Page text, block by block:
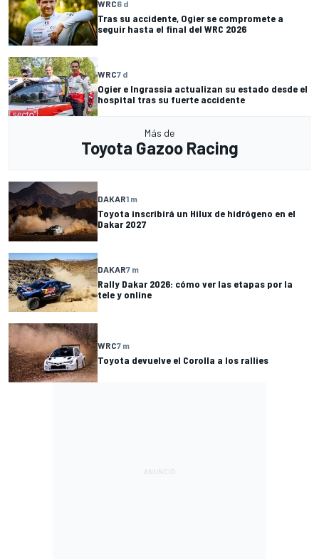
WRC6 d
Tras su accidente, Ogier se compromete a
seguir hasta el final del WRC 2026
WRC7 d
Ogier e Ingrassia actualizan su estado desde el
hospital tras su fuerte accidente
Más de
Toyota Gazoo Racing
DAKAR1 m
Toyota inscribirá un Hilux de hidrógeno en el
Dakar 2027
DAKAR7 m
Rally Dakar 2026: cómo ver las etapas por la
tele y online
WRC7 m
Toyota devuelve el Corolla a los rallies